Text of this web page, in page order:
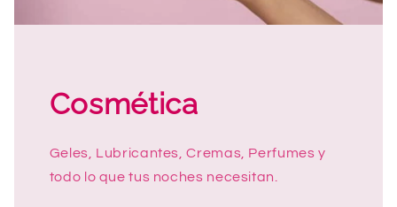
Cosmética
Geles, Lubricantes, Cremas, Perfumes y
todo lo que tus noches necesitan.